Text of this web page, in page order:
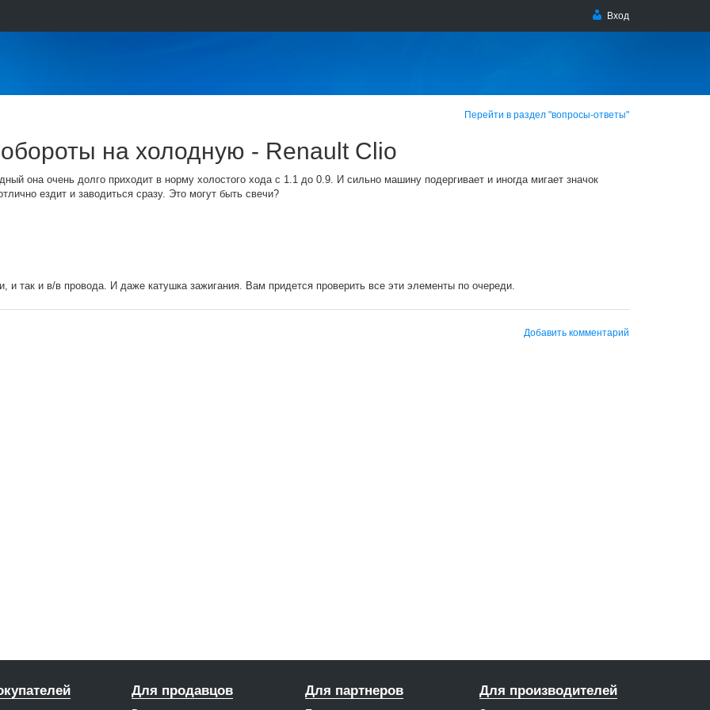
Вход
Перейти в раздел "вопросы-ответы"
на холодную - Renault Clio
она очень долго приходит в норму холостого хода с 1.1 до 0.9. И сильно машину подергивает и иногда мигает значок
ездит и заводиться сразу. Это могут быть свечи?
и так и в/в провода. И даже катушка зажигания. Вам придется проверить все эти элементы по очереди.
Добавить комментарий
Для продавцов Для партнеров Для производителей